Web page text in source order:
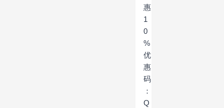
惠
1
0
%
优
惠
码
：
Q